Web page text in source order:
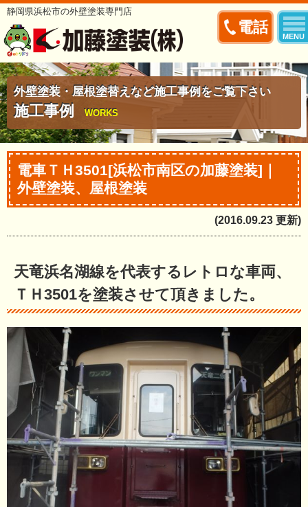
電話
MENU
静岡県浜松市の外壁塗装専門店
外壁塗装・屋根塗替えなど施工事例をご覧下さい
施工事例 WORKS
電車ＴＨ3501[浜松市南区の加藤塗装]｜
外壁塗装、屋根塗装
(2016.09.23 更新)
天竜浜名湖線を代表するレトロな車両、
ＴＨ3501を塗装させて頂きました。